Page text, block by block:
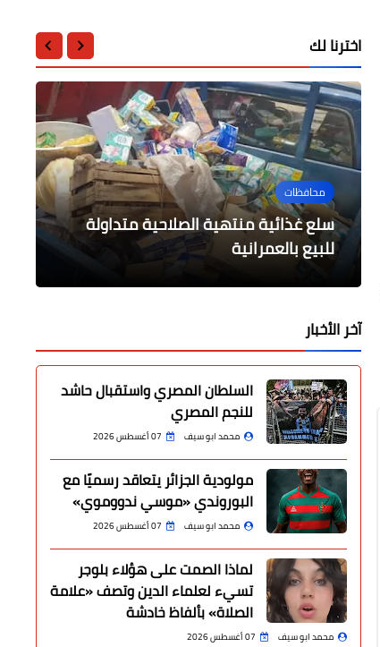
اخترنا لك
محافظات
سلع غذائية منتهية الصلاحية متداولة
للبيع بالعمرانية
أخبار مصر
القوات المسلحة تجرى التدريبات
المشتركة مع 5 جيوش عربية بالسعودية
بحرى وجوى
محافظات
طارق ماهر يتابع أعمال رفع كفاءة
الحدائق والنظافة بالقناطرالخيرية
حوادث وقضايا
استنفار وحالة من التوتر بعد حادثة
اغتصاب طفلة بحلب
محافظات
محافظ جنوب سيناء يعتمد نتيجة
الشهادة الإعدادية للعام الدراسي 2021 /
2022
آخر الأخبار
السلطان المصري واستقبال حاشد
للنجم المصري
محمد ابو سيف 07 أغسطس 2026
مولودية الجزائر يتعاقد رسميًا مع
البوروندي «موسي ندووموي»
محمد ابو سيف 07 أغسطس 2026
لماذا الصمت على هؤلاء بلوجر
تسيء لعلماء الدين وتصف «علامة
الصلاة» بألفاظ خادشة
محمد ابو سيف 07 أغسطس 2026